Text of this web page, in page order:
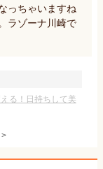
っちゃいますね
ラゾーナ川崎で
る！日持ちして美
>